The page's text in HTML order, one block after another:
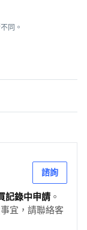
同。
諮詢
記錄中申請 。
宜，請聯絡客